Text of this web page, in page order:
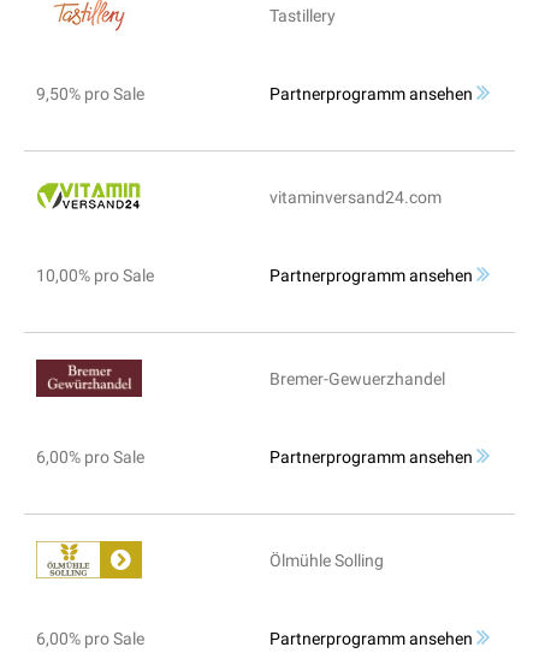
Tastillery
9,50% pro Sale Partnerprogramm ansehen
vitaminversand24.com
10,00% pro Sale Partnerprogramm ansehen
Bremer-Gewuerzhandel
6,00% pro Sale Partnerprogramm ansehen
Ölmühle Solling
6,00% pro Sale Partnerprogramm ansehen